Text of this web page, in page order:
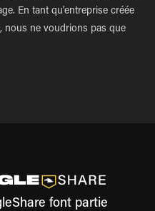
En tant qu'entreprise créée
nous ne voudrions pas que
font partie